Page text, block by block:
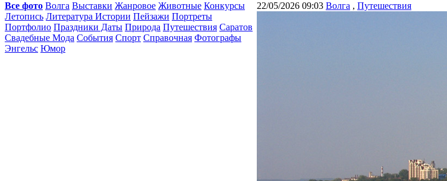
Все фото Волга Выставки Жанровое Животные Конкурсы
Летопись Литература Истории Пейзажи Портреты
Портфолио Праздники Даты Природа Путешествия Саратов
Свадебные Мода События Спорт Справочная Фотографы
Энгельс Юмор
22/05/2026 09:03 Волга , Путешествия